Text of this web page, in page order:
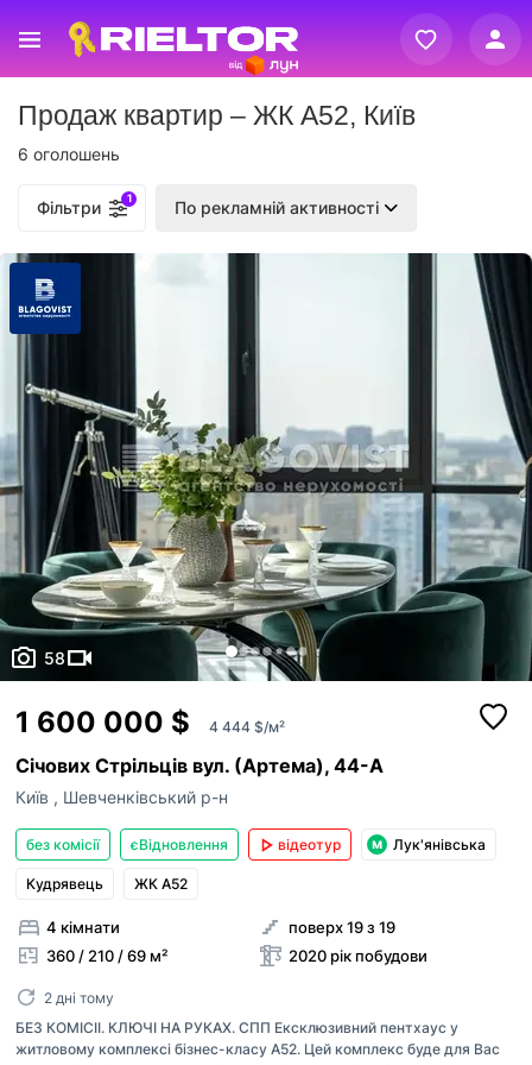
Реєстрація
Вхід
Продаж квартир – ЖК А52, Київ
6 оголошень
Фільтри 1 По рекламній активності
58
1 600 000 $ 4 444 $/м²
Січових Стрільців вул. (Артема), 44-А
Київ , Шевченківський р-н
без комісії єВідновлення відеотур Лук'янівська
Кудрявець ЖК А52
4 кімнати
360 / 210 / 69 м²
поверх 19 з 19
2020 рік побудови
2 дні тому
БЕЗ КОМІСІІ. КЛЮЧІ НА РУКАХ. СПП Ексклюзивний пентхаус у
житловому комплексі бізнес-класу A52. Цей комплекс буде для Вас